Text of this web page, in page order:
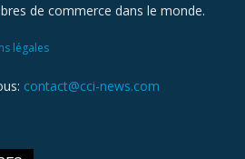
de commerce dans le monde.
légales
contact@cci-news.com